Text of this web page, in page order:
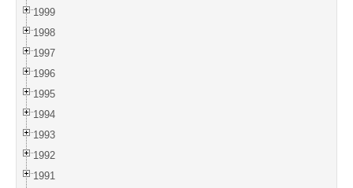
1999
1998
1997
1996
1995
1994
1993
1992
1991